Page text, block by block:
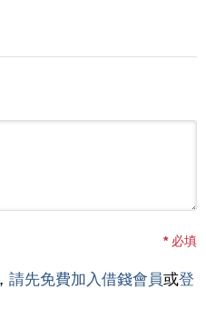
*必填
請先免費加入借錢會員或登